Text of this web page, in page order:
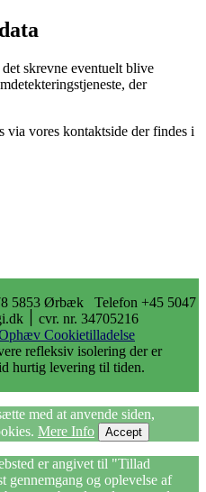
skrevne eventuelt blive
der
via vores kontaktside der findes i
5853 Ørbæk Telefon +45 5047
3540 | Mail: info@gegreenenergi.dk ׀ cvr. nr. 34705216
Cookietilladelse
refleksiv isolering der er
hurtig levering til tiden.
med at anvende siden,
Mere Info Accept
er angivet til "Tillad
gennemgang og oplevelse af